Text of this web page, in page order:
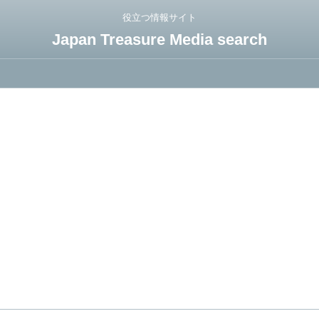
役立つ情報サイト
Japan Treasure Media search